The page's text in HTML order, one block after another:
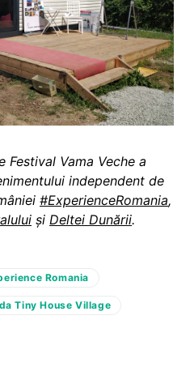
Festival Vama Veche a
independent de
#ExperienceRomania,
și Deltei Dunării.
Romania
Tiny House Village